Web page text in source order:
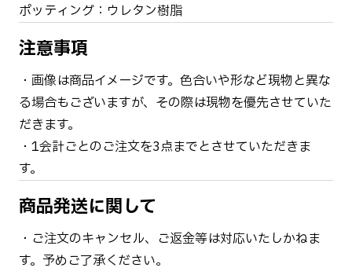
ポッティング：ウレタン樹脂
注意事項
・画像は商品イメージです。色合いや形など現物と異な
る場合もございますが、その際は現物を優先させていた
だきます。
・1会計ごとのご注文を3点までとさせていただきま
す。
商品発送に関して
・ご注文のキャンセル、ご返金等は対応いたしかねま
す。予めご了承ください。